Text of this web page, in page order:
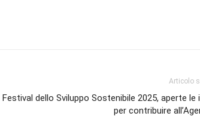
Articolo
Festival dello Sviluppo Sostenibile 2025, aperte le
per contribuire